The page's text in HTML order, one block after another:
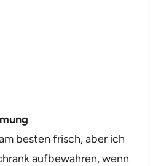
besten frisch, aber ich
aufbewahren, wenn